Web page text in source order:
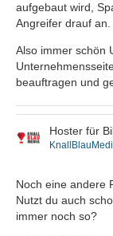
aufgebaut wird,
Angreifer drauf an.
Also immer schön
beauftragen und
Hoster für
Noch eine andere
Nutzt du auch
immer noch so?